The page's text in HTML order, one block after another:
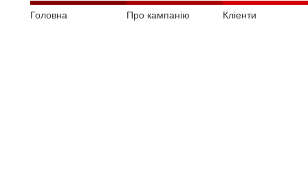
Головна Про кампанію Кліенти